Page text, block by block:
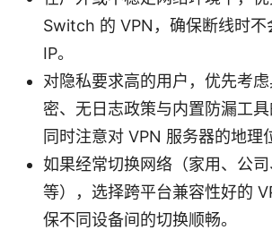
Switch 的 VPN，确保断线时不
IP。
对隐私要求高的用户，优先考
密、无日志政策与内置防漏工具
同时注意对 VPN 服务器的地理
如果经常切换网络（家用、公
等），选择跨平台兼容性好的
保不同设备间的切换顺畅。